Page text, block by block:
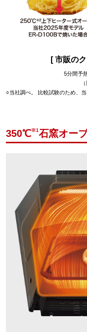
[ 市販の
5分間予
○当社調べ。 比較試験のため、
350℃※1石窯オー